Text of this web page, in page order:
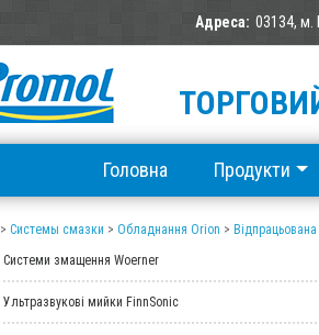
Адреса: 03134, м.
Головна Продукти
> Системы смазки > Обладнання Orion >
Системи змащення Woerner
Ультразвукові мийки FinnSonic